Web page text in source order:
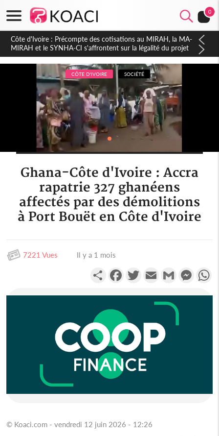
0
Côte d'Ivoire : Indépendance 2026, Thiam plaide pour un
environnement démocratique plus apaisé
CÔTE D'IVOIRE SOCIÉTÉ
Ghana-Côte d'Ivoire : Accra
rapatrie 327 ghanéens
affectés par des démolitions
à Port Bouët en Côte d'Ivoire
7221 Vues Il y a 1 mois
PartagerFacebookTwitterEmail Gmail
© Koaci.com - vendredi 12 juin 2026 - 12:26